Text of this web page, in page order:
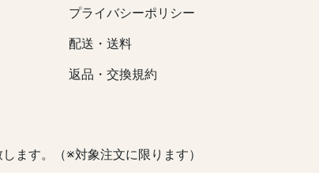
プライバシーポリシー
配送・送料
返品・交換規約
ます。（※対象注文に限ります）